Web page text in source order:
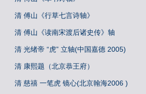
清 傅山《行草七言诗轴》
清 傅山《读南宋渡后诸史传》轴
清 光绪帝 “虎” 立轴(中国嘉德 2005)
清 康熙题（北京恭王府）
清 慈禧 一笔虎 镜心(北京翰海2006 )